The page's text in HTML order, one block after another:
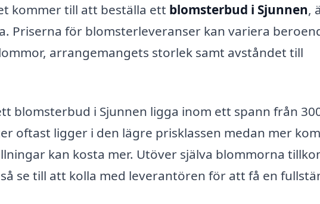
kommer till att beställa ett blomsterbud i Sjunnen,
Priserna för blomsterleveranser kan variera
arrangemangets storlek samt avståndet till
blomsterbud i Sjunnen ligga inom ett spann från
oftast ligger i den lägre prisklassen medan mer
kan kosta mer. Utöver själva blommorna
se till att kolla med leverantören för att få en